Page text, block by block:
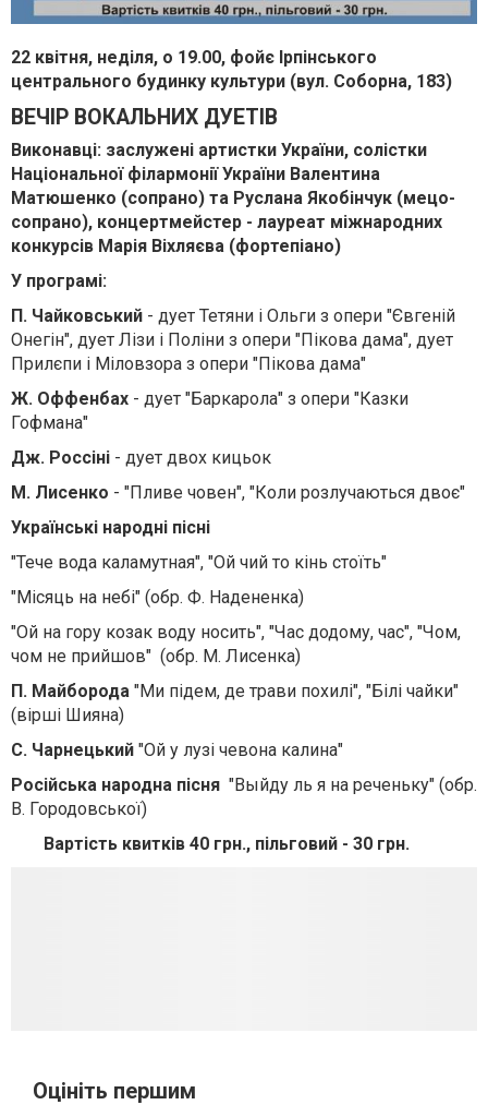
22 квітня, неділя, о 19.00, фойє Ірпінського
центрального будинку культури (вул. Соборна, 183)
ВЕЧІР ВОКАЛЬНИХ ДУЕТІВ
Виконавці: заслужені артистки України, солістки
Національної філармонії України Валентина
Матюшенко (сопрано) та Руслана Якобінчук (мецо-
сопрано), концертмейстер - лауреат міжнародних
конкурсів Марія Віхляєва (фортепіано)
У програмі:
П. Чайковський - дует Тетяни і Ольги з опери "Євгеній
Онегін", дует Лізи і Поліни з опери "Пікова дама", дует
Прилєпи і Міловзора з опери "Пікова дама"
Ж. Оффенбах - дует "Баркарола" з опери "Казки
Гофмана"
Дж. Россіні - дует двох кицьок
М. Лисенко - "Пливе човен", "Коли розлучаються двоє"
Українські народні пісні
"Тече вода каламутная", "Ой чий то кінь стоїть"
"Місяць на небі" (обр. Ф. Надененка)
"Ой на гору козак воду носить", "Час додому, час", "Чом,
чом не прийшов" (обр. М. Лисенка)
П. Майборода "Ми підем, де трави похилі", "Білі чайки"
(вірші Шияна)
С. Чарнецький "Ой у лузі чевона калина"
Російська народна пісня "Выйду ль я на реченьку" (обр.
В. Городовської)
Вартість квитків 40 грн., пільговий - 30 грн.
Оцініть першим